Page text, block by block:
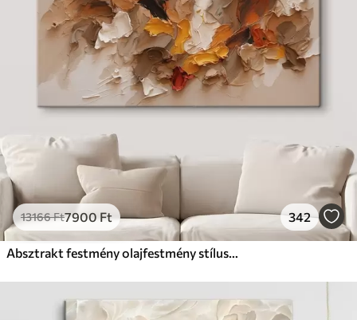
13166Ft7900Ft 342
Absztrakt festmény olajfestmény stílusban